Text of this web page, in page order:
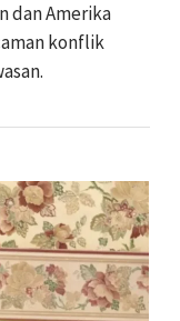
dan Amerika
konflik